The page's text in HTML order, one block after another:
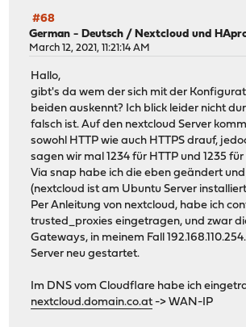
#68
German - Deutsch /Nextcloud und
March 12, 2021, 11:21:14 AM
Hallo,
gibt's da wem der sich mit der
beiden auskennt? Ich blick leider nicht
falsch ist. Auf den nextcloud Server
sowohl HTTP wie auch HTTPS drauf,
sagen wir mal 1234 für HTTP und 1235 für
Via snap habe ich die eben geändert
(nextcloud ist am Ubuntu Server
Per Anleitung von nextcloud, habe ich
trusted_proxies eingetragen, und zwar
Gateways, in meinem Fall
Server neu gestartet.
Im DNS vom Cloudflare habe ich
nextcloud.domain.co.at-> WAN-IP